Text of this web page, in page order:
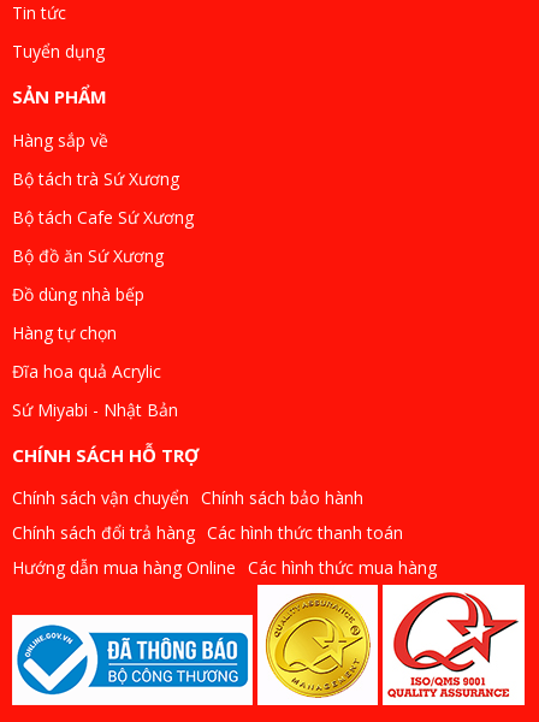
Tin tức
Tuyển dụng
SẢN PHẨM
Hàng sắp về
Bộ tách trà Sứ Xương
Bộ tách Cafe Sứ Xương
Bộ đồ ăn Sứ Xương
Đồ dùng nhà bếp
Hàng tự chọn
Đĩa hoa quả Acrylic
Sứ Miyabi - Nhật Bản
CHÍNH SÁCH HỖ TRỢ
Chính sách vận chuyển Chính sách bảo hành
Chính sách đổi trả hàng Các hình thức thanh toán
Hướng dẫn mua hàng Online Các hình thức mua hàng